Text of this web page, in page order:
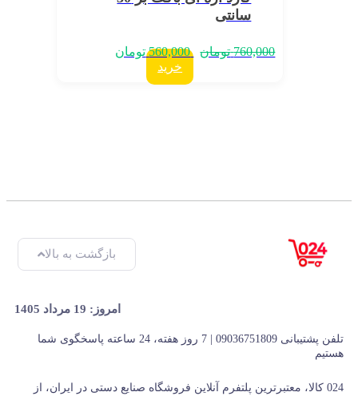
سانتی
760,000 تومان 560,000 تومان
خرید
بازگشت به بالا
امروز: 19 مرداد 1405
تلفن پشتیبانی 09036751809 | 7 روز هفته، 24 ساعته پاسخگوی شما
هستیم
024 کالا، معتبرترین پلتفرم آنلاین فروشگاه صنایع دستی در ایران، از